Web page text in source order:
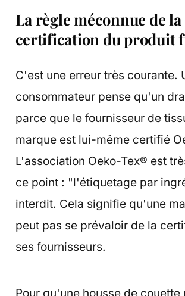
La règle méconnue de la
certification du produit
C'est une erreur très courante.
consommateur pense qu'un
parce que le fournisseur de
marque est lui-même certifié
L'association Oeko-Tex® est
ce point : "l'étiquetage par
interdit. Cela signifie qu'une
peut pas se prévaloir de la
ses fournisseurs.
Pour qu'une housse de couette